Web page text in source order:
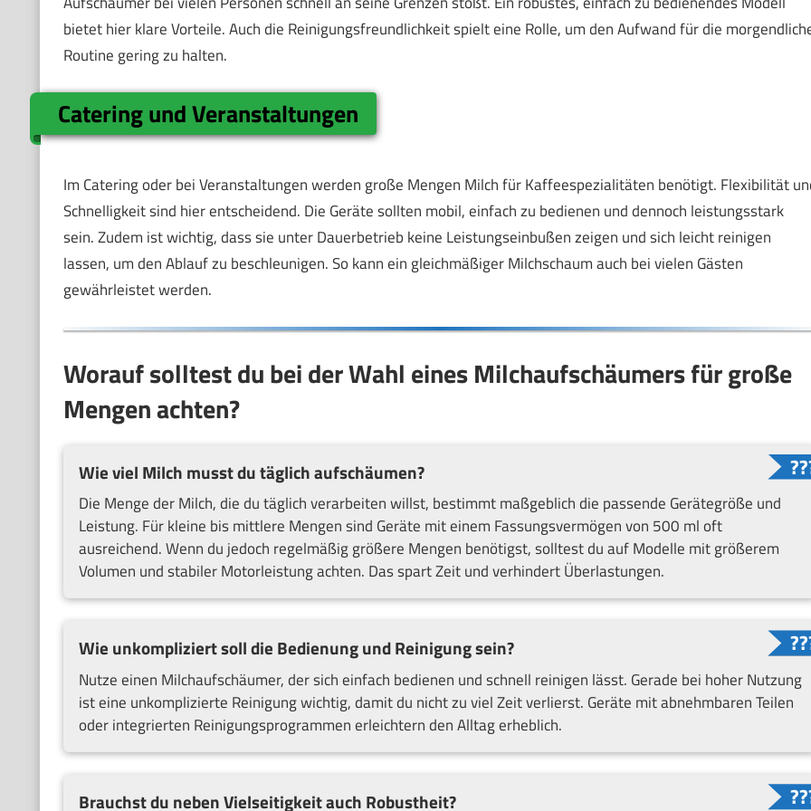
bietet hier klare Vorteile. Auch die Reinigungsfreundlichkeit spielt eine Rolle, um den Aufwand für die
Routine gering zu halten.
Catering und Veranstaltungen
Im Catering oder bei Veranstaltungen werden große Mengen Milch für Kaffeespezialitäten benötigt. Flexibilität
Schnelligkeit sind hier entscheidend. Die Geräte sollten mobil, einfach zu bedienen und dennoch leistungsstark
sein. Zudem ist wichtig, dass sie unter Dauerbetrieb keine Leistungseinbußen zeigen und sich leicht reinigen
lassen, um den Ablauf zu beschleunigen. So kann ein gleichmäßiger Milchschaum auch bei vielen Gästen
gewährleistet werden.
Worauf solltest du bei der Wahl eines Milchaufschäumers für große
Mengen achten?
Wie viel Milch musst du täglich aufschäumen?
Die Menge der Milch, die du täglich verarbeiten willst, bestimmt maßgeblich die passende Gerätegröße und
Leistung. Für kleine bis mittlere Mengen sind Geräte mit einem Fassungsvermögen von 500 ml oft
ausreichend. Wenn du jedoch regelmäßig größere Mengen benötigst, solltest du auf Modelle mit größerem
Volumen und stabiler Motorleistung achten. Das spart Zeit und verhindert Überlastungen.
Wie unkompliziert soll die Bedienung und Reinigung sein?
Nutze einen Milchaufschäumer, der sich einfach bedienen und schnell reinigen lässt. Gerade bei hoher Nutzung
ist eine unkomplizierte Reinigung wichtig, damit du nicht zu viel Zeit verlierst. Geräte mit abnehmbaren Teilen
oder integrierten Reinigungsprogrammen erleichtern den Alltag erheblich.
Brauchst du neben Vielseitigkeit auch Robustheit?